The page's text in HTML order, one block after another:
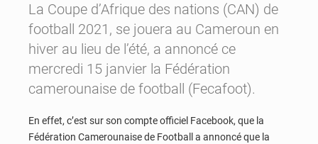
La Coupe d’Afrique des nations (CAN) de
football 2021, se jouera au Cameroun en
hiver au lieu de l’été, a annoncé ce
mercredi 15 janvier la Fédération
camerounaise de football (Fecafoot).
En effet, c’est sur son compte officiel Facebook, que la
Fédération Camerounaise de Football a annoncé que la